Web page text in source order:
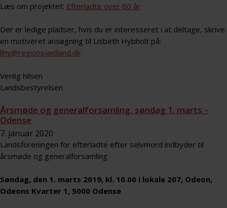
Læs om projektet: Efterladte over 60 år
Der er ledige pladser, hvis du er interesseret i at deltage, skrive
en motiveret ansøgning til Lisbeth Hybholt på:
lihy@regionsjaelland.dk
Venlig hilsen
Landsbestyrelsen
Årsmøde og generalforsamling, søndag 1. marts –
Odense
7. januar 2020
Landsforeningen for efterladte efter selvmord indbyder til
årsmøde og generalforsamling
Søndag, den 1. marts 2019, kl. 10.00 i lokale 207, Odeon,
Odeons Kvarter 1, 5000 Odense